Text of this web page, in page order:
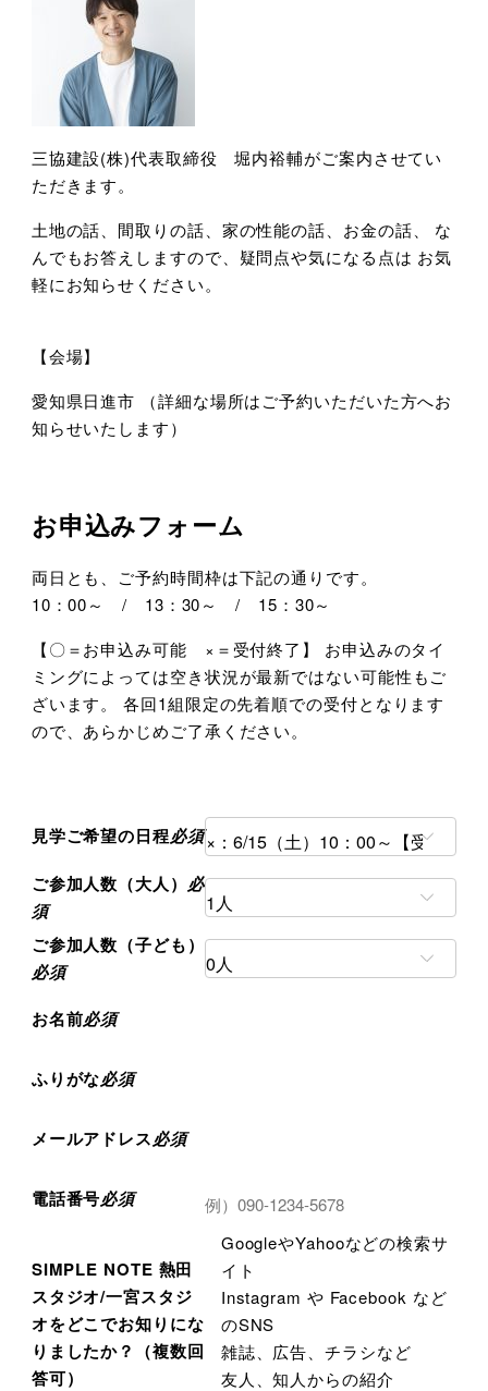
三協建設(株)代表取締役 堀内裕輔がご案内させてい
ただきます。
土地の話、間取りの話、家の性能の話、お金の話、 な
んでもお答えしますので、疑問点や気になる点は お気
軽にお知らせください。
【会場】
愛知県日進市 （詳細な場所はご予約いただいた方へお
知らせいたします）
お申込みフォーム
両日とも、ご予約時間枠は下記の通りです。
10：00～ / 13：30～ / 15：30～
【〇＝お申込み可能 ×＝受付終了】 お申込みのタイ
ミングによっては空き状況が最新ではない可能性もご
ざいます。 各回1組限定の先着順での受付となります
ので、あらかじめご了承ください。
見学ご希望の日程必須
ご参加人数（大人） 必
須
ご参加人数（子ども）
必須
お名前必須
ふりがな必須
メールアドレス必須
電話番号必須
SIMPLE NOTE 熱田
スタジオ/一宮スタジ
オをどこでお知りにな
りましたか？（複数回
答可）
GoogleやYahooなどの検索サ
イト
Instagram や Facebook など
のSNS
雑誌、広告、チラシなど
友人、知人からの紹介